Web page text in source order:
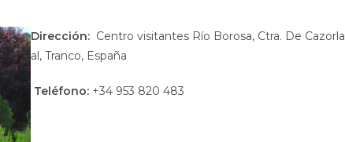
Dirección: Centro visitantes Río Borosa, Ctra. De Cazorla
al, Tranco, España
Teléfono: +34 953 820 483